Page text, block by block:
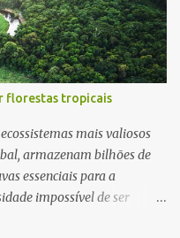
florestas tropicais
mais valiosos
armazenam bilhões de
essenciais para a
impossível de ser